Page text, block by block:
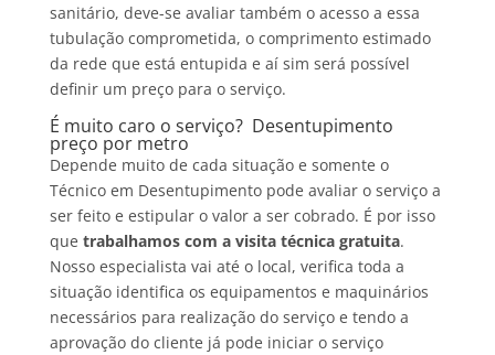
sanitário, deve-se avaliar também o acesso a essa
tubulação comprometida, o comprimento estimado
da rede que está entupida e aí sim será possível
definir um preço para o serviço.
É muito caro o serviço? Desentupimento
preço por metro
Depende muito de cada situação e somente o
Técnico em Desentupimento pode avaliar o serviço a
ser feito e estipular o valor a ser cobrado. É por isso
que trabalhamos com a visita técnica gratuita.
Nosso especialista vai até o local, verifica toda a
situação identifica os equipamentos e maquinários
necessários para realização do serviço e tendo a
aprovação do cliente já pode iniciar o serviço